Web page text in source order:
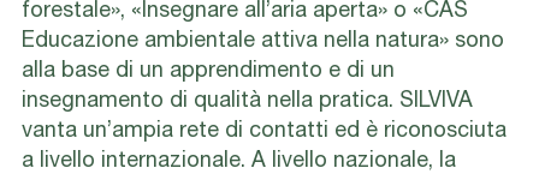
forestale», «Insegnare all’aria aperta» o «CAS
Educazione ambientale attiva nella natura» sono
alla base di un apprendimento e di un
insegnamento di qualità nella pratica. SILVIVA
vanta un’ampia rete di contatti ed è riconosciuta
a livello internazionale. A livello nazionale, la